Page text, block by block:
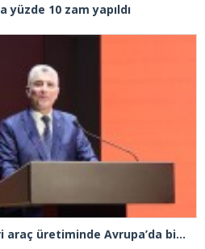
yüzde 10 zam yapıldı
Bakan Bolat: “Hafif ticari araç üretiminde Avrupa’da birinci sıradayız”